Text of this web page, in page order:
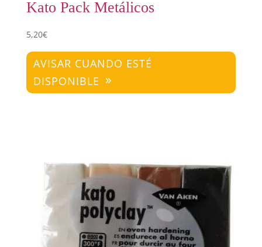
Kato Pack Metálicos
5,20€
AVISAR CUANDO ESTÉ
DISPONIBLE